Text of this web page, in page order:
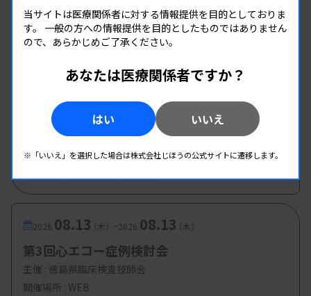
「PSG直接入院」を導入
とされ、その9割をOSAが占める。睡眠時無呼吸が
疑われる場合、簡易検査が使えるが、その結果、
AHI（無呼吸低呼吸指数）が40以上であれば、標準
治療であるCPAP療法の適応となる。簡易検査でAHI
AHIが20以上にCPAP療法が行われる。
以前は紹介患者の初診から簡易検査、PSGまで西ノ
内病院で行っていたが、PSG直接入院の仕組みでは
この診察の流れを変更（図1）。紹介元の医療機関
で行われた簡易検査を基にPSGを行い、結果の解析
開催場所 : 新潟県
生理
第1回愛臨技学術部研修会
愛媛県臨床検査技師会
開催場所 : 愛媛県
2026. 08.13（木） -2026. 08.13（木）
第3回心エコー症例検討会
主催 : 徳島県臨床検査技師会
開催場所 : WEB
当サイトは医療関係者に対する情報提供を目的としておりま
す。 一般の方への情報提供を目的としたものではありません
ので、あらかじめご了承ください。
あなたは医療関係者ですか？
はい いいえ
※「いいえ」を選択した場合は株式会社じほうの公式サイトに遷移します。